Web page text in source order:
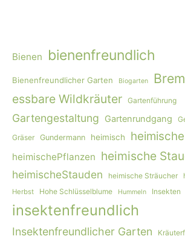
Bienen bienenfreundlich
Bienenfreundlicher Garten Biogarten
essbare Wildkräuter Gartenführung
Gartengestaltung Gartenrundgang
Gräser Gundermann heimisch
heimischePflanzen heimische
heimischeStauden heimische Sträucher
Herbst Hohe Schlüsselblume Hummeln Insekten
insektenfreundlich
Insektenfreundlicher Garten